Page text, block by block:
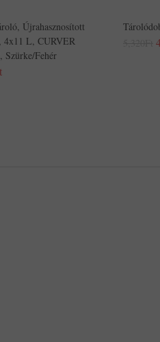
Újrahasznosított
4x11 L, CURVER
Szürke/fehér